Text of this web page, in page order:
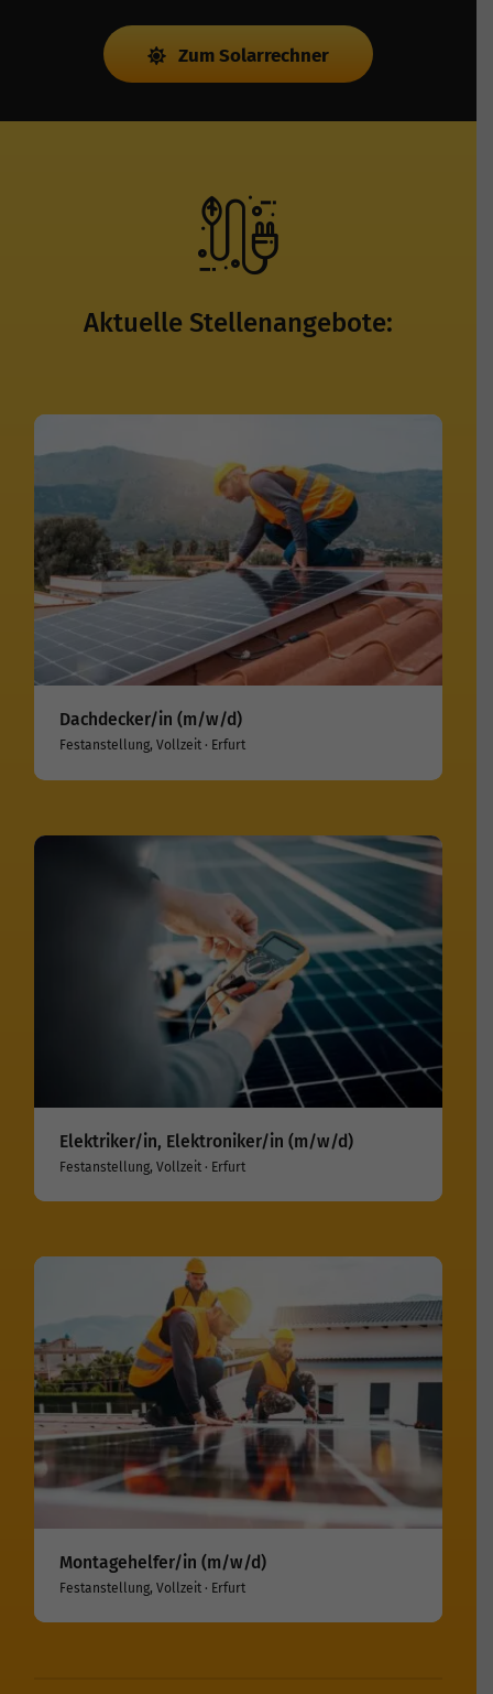
Zum Solarrechner
Aktuelle Stellenangebote:
Dachdecker/in (m/w/d)
Festanstellung, Vollzeit · Erfurt
Elektriker/in, Elektroniker/in (m/w/d)
Festanstellung, Vollzeit · Erfurt
Montagehelfer/in (m/w/d)
Festanstellung, Vollzeit · Erfurt